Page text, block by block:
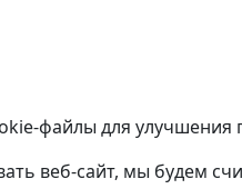
файлы для
веб-сайт, мы будем